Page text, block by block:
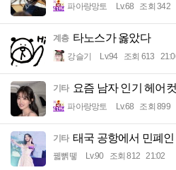
파아랑망토 Lv.68 조회 342
계층 타노스가 옳았다
강슬기 Lv.94 조회 613
기타 요즘 남자 인기 헤어
파아랑망토 Lv.68 조회 899
기타 태국 공항에서 민폐
꿻뻵뗗 Lv.90 조회 812 21:02